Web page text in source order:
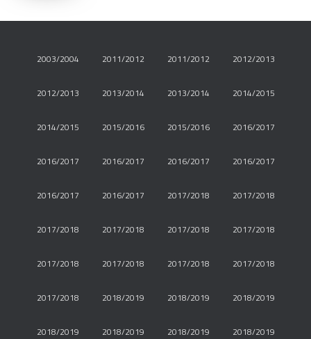
2003/2004 2011/2012 2011/2012 2012/2013
2012/2013 2013/2014 2013/2014 2014/2015
2014/2015 2015/2016 2015/2016 2016/2017
2016/2017 2016/2017 2016/2017 2016/2017
2016/2017 2016/2017 2017/2018 2017/2018
2017/2018 2017/2018 2017/2018 2017/2018
2017/2018 2017/2018 2017/2018 2017/2018
2017/2018 2018/2019 2018/2019 2018/2019
2018/2019 2018/2019 2018/2019 2018/2019